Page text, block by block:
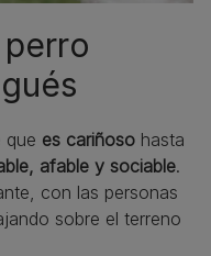
que es cariñoso hasta
afable y sociable.
con las personas
sobre el terreno